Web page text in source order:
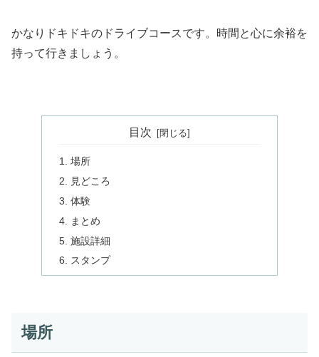
かなりドキドキのドライブコースです。時間と心に余裕を
持って行きましょう。
目次
場所
見どころ
体験
まとめ
施設詳細
スタンプ
場所